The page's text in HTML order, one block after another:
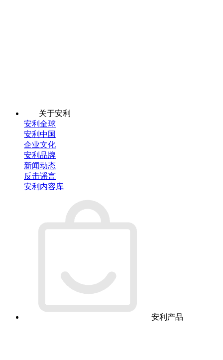
关于安利
安利全球
安利中国
企业文化
安利品牌
新闻动态
反击谣言
安利内容库
安利产品